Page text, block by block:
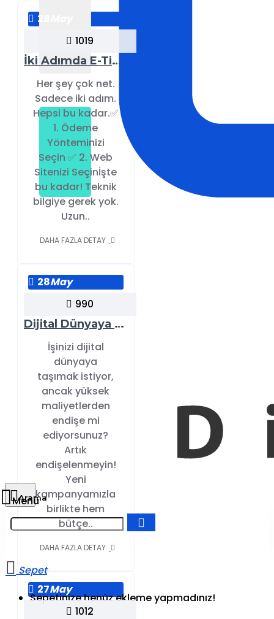
Sepetinize henüz ekleme yapmadınız!
28
1019
İki Adımda E-Ticaret Sitesi Sahibi Olun!
Her şey çok net.
Sadece iki adım.
Hepsi bu kadar.✅
1. Ödeme
Yönteminizi
Seçin ✅ 2. Web
Sitenizi Seçinİşte
bu kadar! Teknik
bilgiye gerek yok.
Uzun..
DAHA FAZLA DETAY
28May
990
Dijital Dünyaya Adım Atmanın En Ekonomik Yolu: Yeni Kampanyamızla Tanışın!
İşinizi dijital
dünyaya
taşımak istiyor,
ancak yüksek
maliyetlerden
endişe mi
ediyorsunuz?
Artık
endişelenmeyin!
Yeni
kampanyamızla
birlikte hem
bütçe..
DAHA FAZLA DETAY
27May
1012